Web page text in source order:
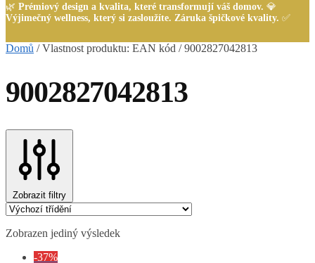
🌿 Prémiový design a kvalita, které transformují váš domov. 💎
Výjimečný wellness, který si zasloužíte. Záruka špičkové kvality. ✅
Domů /Vlastnost produktu: EAN kód /9002827042813
9002827042813
Zobrazit filtry
Zobrazen jediný výsledek
-37%